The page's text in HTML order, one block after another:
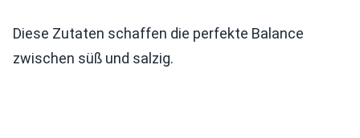
Diese Zutaten schaffen die perfekte Balance
zwischen süß und salzig.